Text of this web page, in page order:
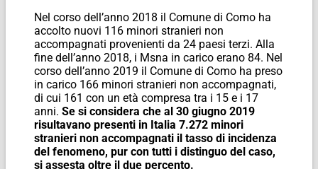
Nel corso dell’anno 2018 il Comune di Como ha
accolto nuovi 116 minori stranieri non
accompagnati provenienti da 24 paesi terzi. Alla
fine dell’anno 2018, i Msna in carico erano 84. Nel
corso dell’anno 2019 il Comune di Como ha preso
in carico 166 minori stranieri non accompagnati,
di cui 161 con un età compresa tra i 15 e i 17
anni. Se si considera che al 30 giugno 2019
risultavano presenti in Italia 7.272 minori
stranieri non accompagnati il tasso di incidenza
del fenomeno, pur con tutti i distinguo del caso,
si assesta oltre il due percento.